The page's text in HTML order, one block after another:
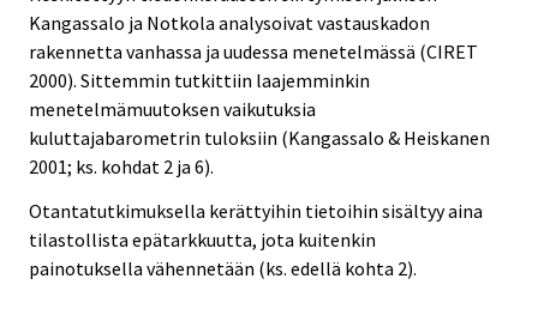
Kangassalo ja Notkola analysoivat vastauskadon
rakennetta vanhassa ja uudessa menetelmässä (CIRET
2000). Sittemmin tutkittiin laajemminkin
menetelmämuutoksen vaikutuksia
kuluttajabarometrin tuloksiin (Kangassalo & Heiskanen
2001; ks. kohdat 2 ja 6).
Otantatutkimuksella kerättyihin tietoihin sisältyy aina
tilastollista epätarkkuutta, jota kuitenkin
painotuksella vähennetään (ks. edellä kohta 2).